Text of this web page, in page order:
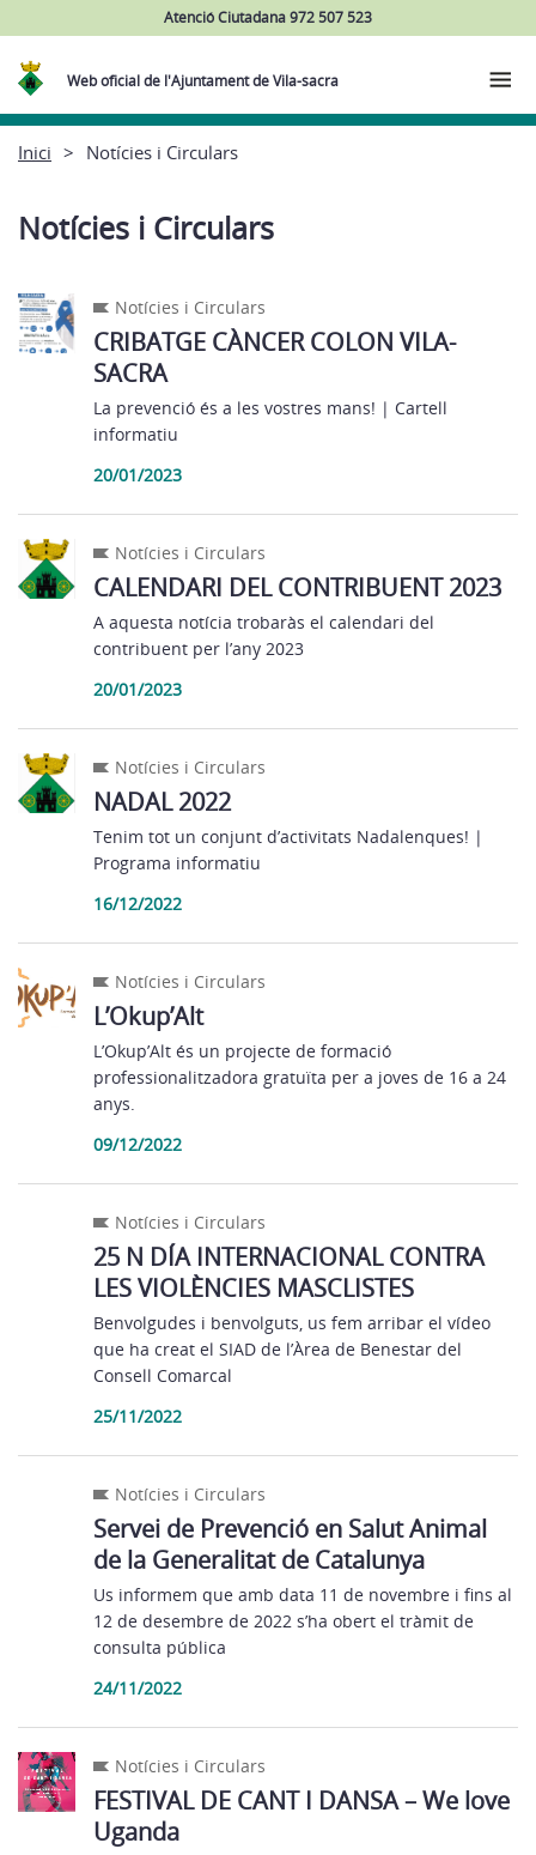
Atenció Ciutadana 972 507 523
Web oficial de l'Ajuntament de Vila-sacra
Inici Notícies i Circulars
Notícies i Circulars
Notícies i Circulars
CRIBATGE CÀNCER COLON VILA-
SACRA
La prevenció és a les vostres mans! | Cartell
informatiu
20/01/2023
Notícies i Circulars
CALENDARI DEL CONTRIBUENT 2023
A aquesta notícia trobaràs el calendari del
contribuent per l’any 2023
20/01/2023
Notícies i Circulars
NADAL 2022
Tenim tot un conjunt d’activitats Nadalenques! |
Programa informatiu
16/12/2022
Notícies i Circulars
L’Okup’Alt
L’Okup’Alt és un projecte de formació
professionalitzadora gratuïta per a joves de 16 a 24
anys.
09/12/2022
Notícies i Circulars
25 N DÍA INTERNACIONAL CONTRA
LES VIOLÈNCIES MASCLISTES
Benvolgudes i benvolguts, us fem arribar el vídeo
que ha creat el SIAD de l’Àrea de Benestar del
Consell Comarcal
25/11/2022
Notícies i Circulars
Servei de Prevenció en Salut Animal
de la Generalitat de Catalunya
Us informem que amb data 11 de novembre i fins al
12 de desembre de 2022 s’ha obert el tràmit de
consulta pública
24/11/2022
Notícies i Circulars
FESTIVAL DE CANT I DANSA – We love
Uganda